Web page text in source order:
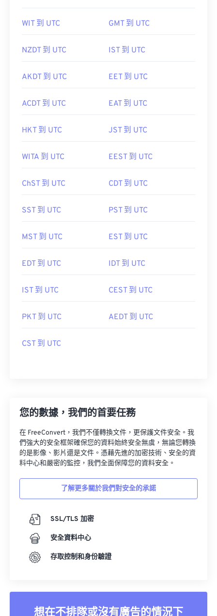
WIT 到 UTC GMT 到 UTC
NZDT 到 UTC IST 到 UTC
AKDT 到 UTC EET 到 UTC
ACDT 到 UTC EAT 到 UTC
HKT 到 UTC JST 到 UTC
WITA 到 UTC EEST 到 UTC
ChST 到 UTC CDT 到 UTC
SST 到 UTC PST 到 UTC
MST 到 UTC EST 到 UTC
EDT 到 UTC IDT 到 UTC
IST 到 UTC CEST 到 UTC
PKT 到 UTC AEDT 到 UTC
CST 到 UTC
您的數據，我們的首要任務
在 FreeConvert，我們不僅轉換文件，更保護文件安全。我
們強大的安全框架確保您的資料始終安全無虞，無論您轉換
的是影像、影片還是文件。憑藉先進的加密技術、安全的資
料中心和嚴密的監控，我們全面保障您的資料安全。
了解更多關於我們對安全的承諾
SSL/TLS 加密
安全資料中心
存取控制和身份驗證
想在不排隊或沒有廣告的情況下